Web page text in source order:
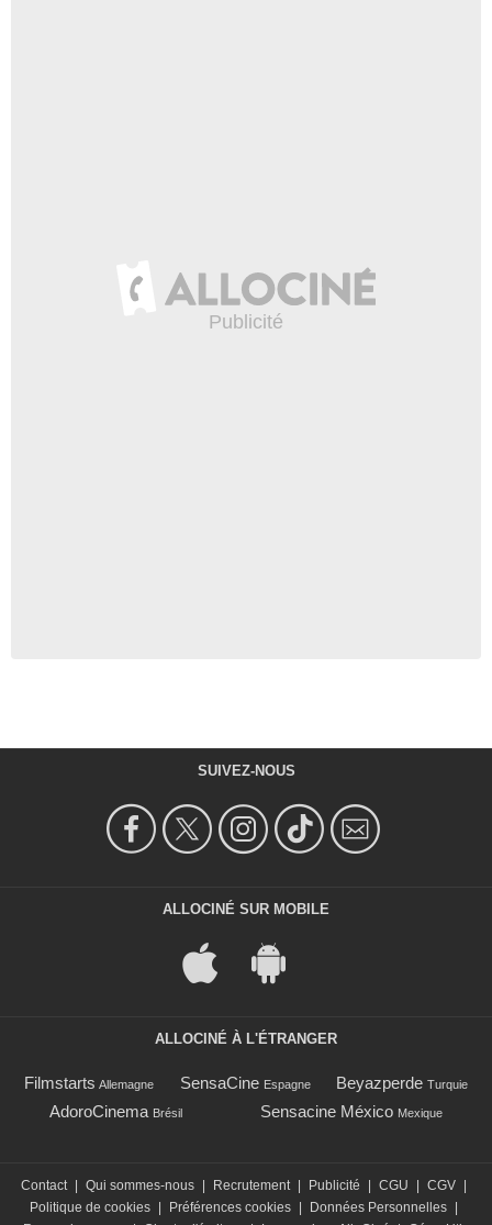
SUIVEZ-NOUS
ALLOCINÉ SUR MOBILE
ALLOCINÉ À L'ÉTRANGER
Filmstarts Allemagne SensaCine Espagne Beyazperde Turquie
AdoroCinema Brésil Sensacine México Mexique
Contact Qui sommes-nous Recrutement Publicité CGU CGV
Politique de cookies
Préférences cookies Données Personnelles